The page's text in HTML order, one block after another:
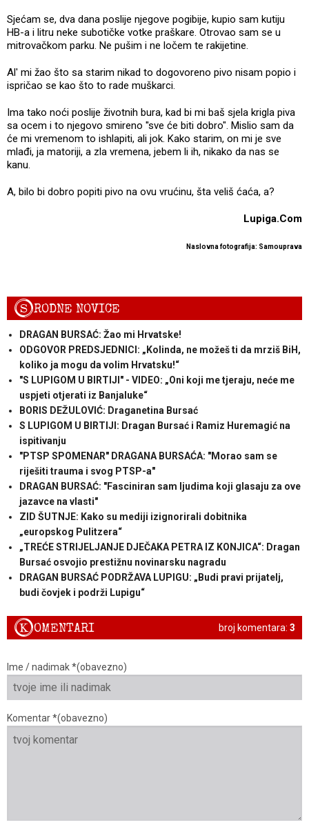
Sjećam se, dva dana poslije njegove pogibije, kupio sam kutiju
HB-a i litru neke subotičke votke praškare. Otrovao sam se u
mitrovačkom parku. Ne pušim i ne ločem te rakijetine.
Al' mi žao što sa starim nikad to dogovoreno pivo nisam popio i
ispričao se kao što to rade muškarci.
Ima tako noći poslije životnih bura, kad bi mi baš sjela krigla piva
sa ocem i to njegovo smireno ''sve će biti dobro". Mislio sam da
će mi vremenom to ishlapiti, ali jok. Kako starim, on mi je sve
mlađi, ja matoriji, a zla vremena, jebem li ih, nikako da nas se
kanu.
A, bilo bi dobro popiti pivo na ovu vrućinu, šta veliš ćaća, a?
Lupiga.Com
Naslovna fotografija: Samouprava
SRODNE NOVICE
DRAGAN BURSAĆ: Žao mi Hrvatske!
ODGOVOR PREDSJEDNICI: „Kolinda, ne možeš ti da mrziš BiH,
koliko ja mogu da volim Hrvatsku!“
"S LUPIGOM U BIRTIJI" - VIDEO: „Oni koji me tjeraju, neće me
uspjeti otjerati iz Banjaluke“
BORIS DEŽULOVIĆ: Draganetina Bursać
S LUPIGOM U BIRTIJI: Dragan Bursać i Ramiz Huremagić na
ispitivanju
"PTSP SPOMENAR" DRAGANA BURSAĆA: "Morao sam se
riješiti trauma i svog PTSP-a"
DRAGAN BURSAĆ: "Fasciniran sam ljudima koji glasaju za ove
jazavce na vlasti"
ZID ŠUTNJE: Kako su mediji izignorirali dobitnika
„europskog Pulitzera“
„TREĆE STRIJELJANJE DJEČAKA PETRA IZ KONJICA“: Dragan
Bursać osvojio prestižnu novinarsku nagradu
DRAGAN BURSAĆ PODRŽAVA LUPIGU: „Budi pravi prijatelj,
budi čovjek i podrži Lupigu“
broj komentara: 3
KOMENTARI
Ime / nadimak *(obavezno)
Komentar *(obavezno)